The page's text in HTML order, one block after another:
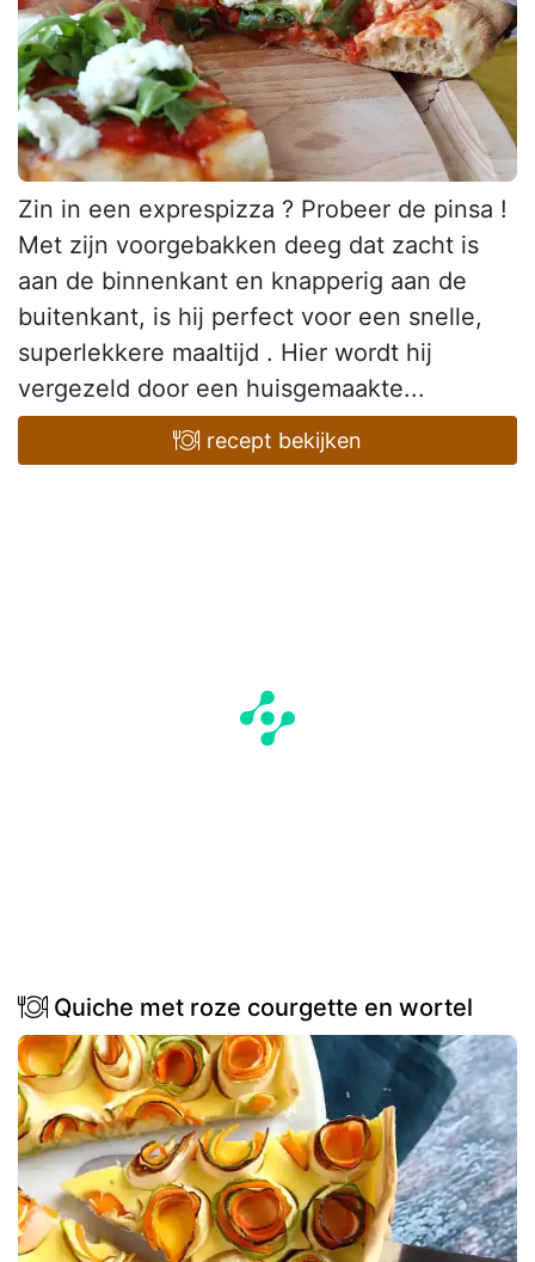
Zin in een exprespizza ? Probeer de pinsa !
Met zijn voorgebakken deeg dat zacht is
aan de binnenkant en knapperig aan de
buitenkant, is hij perfect voor een snelle,
superlekkere maaltijd . Hier wordt hij
vergezeld door een huisgemaakte...
recept bekijken
Quiche met roze courgette en wortel